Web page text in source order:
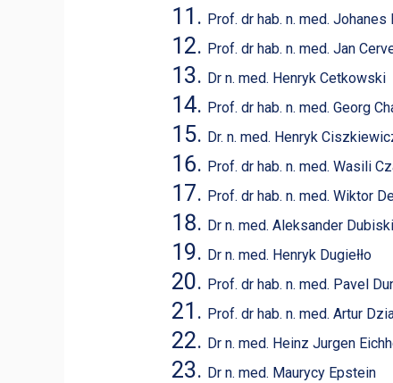
Prof. dr hab. n. med.
Prof. dr hab. n. med. Jan
Dr n. med. Henryk Cetkowski
Prof. dr hab. n. med. Georg
Dr. n. med. Henryk
Prof. dr hab. n. med. Wasili
Prof. dr hab. n. med. Wiktor
Dr n. med. Aleksander Dubiski
Dr n. med. Henryk Dugiełło
Prof. dr hab. n. med. Pavel
Prof. dr hab. n. med. Artur
Dr n. med. Heinz Jurgen
Dr n. med. Maurycy Epstein